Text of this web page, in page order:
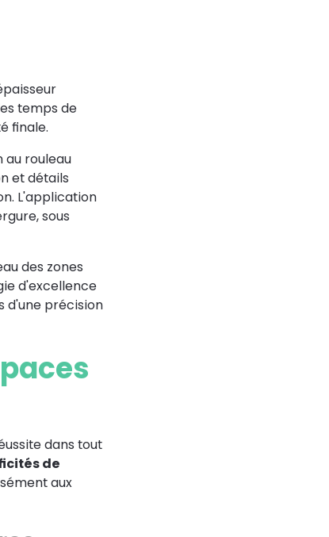
temps de
finale.
rouleau
et détails
L'application
sous
des zones
d'excellence
d'une précision
dans tout
de
aux